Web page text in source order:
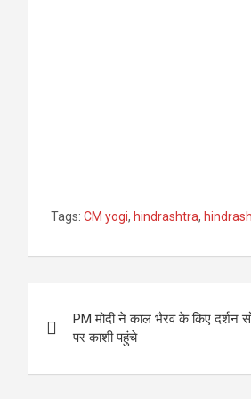
Tags: CM yogi, hindrashtra,
navigation
PM मोदी ने काल भैरव के किए दर्शन
पर काशी पहुंचे